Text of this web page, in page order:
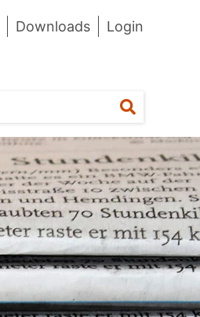
Downloads Login
Suchen